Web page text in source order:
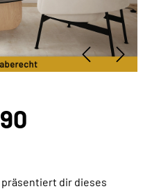
dir dieses